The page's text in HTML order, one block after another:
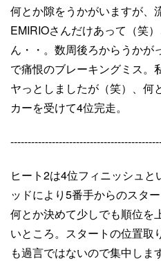
何とか隙をうかがいますが、
EMIRIOさんだけあって（笑
ん・・。数周後ろからうかが
で痛恨のブレーキングミス。
ヤっとしましたが（笑）、何
カーを受けて4位完走。
ヒート2は4位フィニッシュ
ッドにより5番手からのスタ
何とか決めて少しでも順位を
いところ。スタートの位置取
も過言ではないので集中します